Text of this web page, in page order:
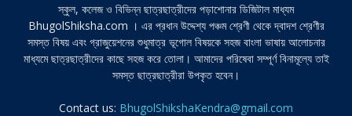
স্কুল, কলেজ ও বিভিন্ন ছাত্রছাত্রীদের পড়াশোনার ডিজিটাল মাধ্যম
BhugolShiksha.com । এর প্রধান উদ্দেশ্য পঞ্চম শ্রেণী থেকে দ্বাদশ শ্রেণীর
সমস্ত বিষয় এবং গ্রাজুয়েশনের শুধুমাত্র ভূগোল বিষয়কে সহজ বাংলা ভাষায় আলোচনার
মাধ্যমে ছাত্রছাত্রীদের কাছে সহজ করে তোলা। আমাদের পরিষেবা সম্পূর্ণ বিনামূল্যে তাই
সমস্ত ছাত্রছাত্রীরা উপকৃত হবেন।
Contact us: BhugolShikshaKendra@gmail.com